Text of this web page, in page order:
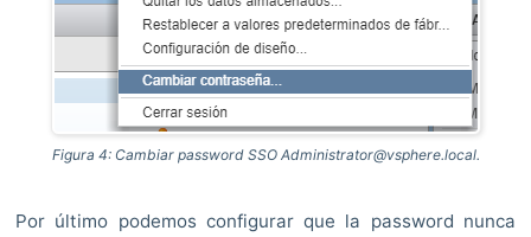
Figura 4: Cambiar password SSO Administrator@vsphere.local.
Por último podemos configurar que la password nunca